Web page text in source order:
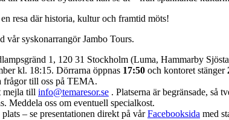
resa där historia, kultur och framtid möts!
vår syskonarrangör Jambo Tours.
1, 120 31 Stockholm (Luma, Hammarby
kl. 18:15. Dörrarna öppnas 17:50 och kontoret stänger
frågor till oss på TEMA.
mejla till info@temaresor.se . Platserna är begränsade, så
Meddela oss om eventuell specialkost.
– se presentationen direkt på vårFacebooksida med